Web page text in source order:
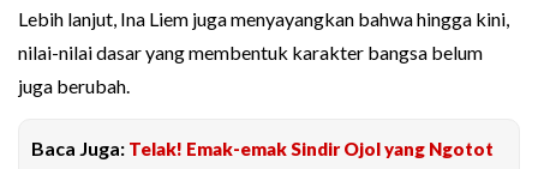
Lebih lanjut, Ina Liem juga menyayangkan bahwa hingga kini,
nilai-nilai dasar yang membentuk karakter bangsa belum
juga berubah.
Baca Juga: Telak! Emak-emak Sindir Ojol yang Ngotot